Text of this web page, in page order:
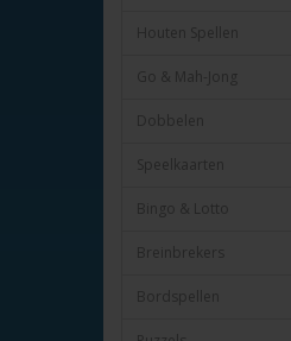
Houten Spellen
Go & Mah-Jong
Dobbelen
Speelkaarten
Bingo & Lotto
Breinbrekers
Bordspellen